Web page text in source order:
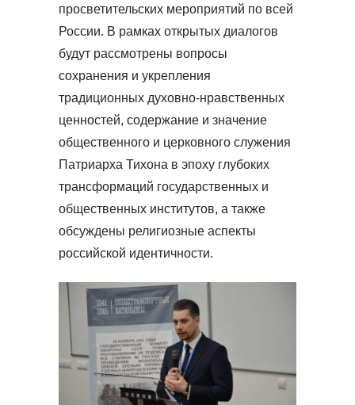
просветительских мероприятий по всей
России. В рамках открытых диалогов
будут рассмотрены вопросы
сохранения и укрепления
традиционных духовно-нравственных
ценностей, содержание и значение
общественного и церковного служения
Патриарха Тихона в эпоху глубоких
трансформаций государственных и
общественных институтов, а также
обсуждены религиозные аспекты
российской идентичности.